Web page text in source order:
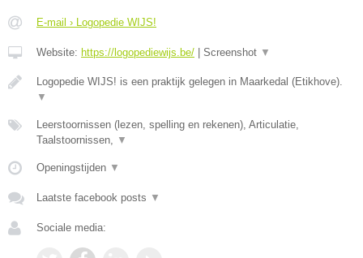
E-mail › Logopedie WIJS!
Website: https://logopediewijs.be/ Screenshot ▼
Logopedie WIJS! is een praktijk gelegen in Maarkedal (Etikhove).
▼
Leerstoornissen (lezen, spelling en rekenen), Articulatie,
Taalstoornissen, ▼
Openingstijden ▼
Laatste facebook posts ▼
Sociale media: